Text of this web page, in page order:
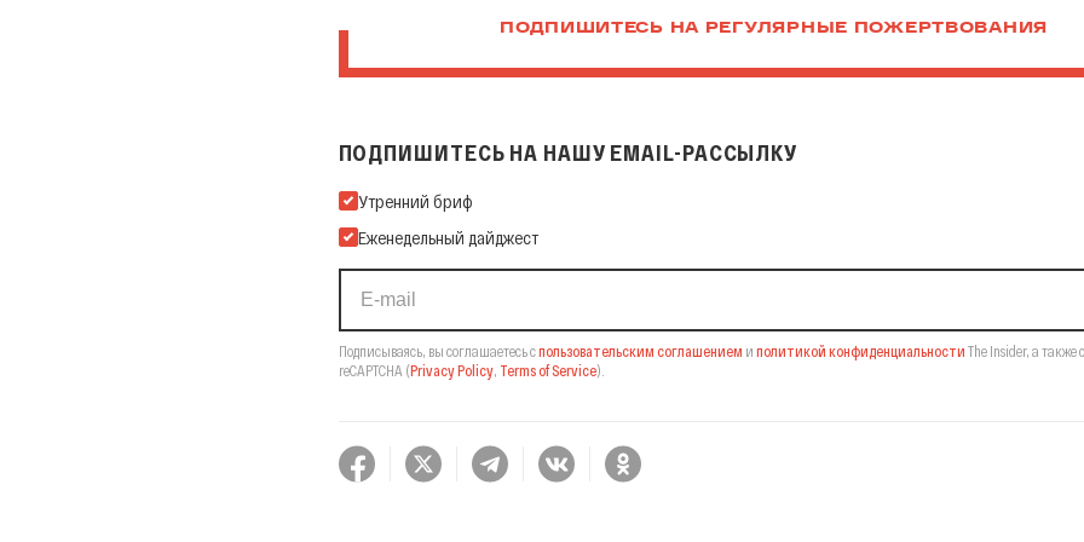
ПОДПИШИТЕСЬ НА РЕГУЛЯРНЫЕ ПОЖЕРТВОВАНИЯ
ПОДПИШИТЕСЬ НА НАШУ EMAIL-РАССЫЛКУ
Подпишитесь на нашу Email-рассылку
Утренний бриф
Еженедельный дайджест
Подписываясь, вы соглашаетесь спользовательским соглашением и политикой конфиденциальности The Insider, а также
reCAPTCHA (Privacy Policy, Terms of Service).